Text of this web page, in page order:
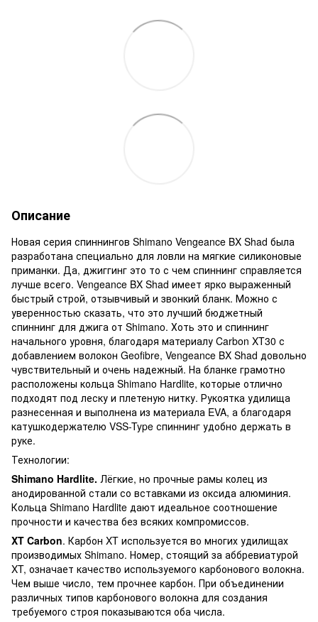
Описание
Новая серия спиннингов Shimano Vengeance BX Shad была
разработана специально для ловли на мягкие силиконовые
приманки. Да, джиггинг это то с чем спиннинг справляется
лучше всего. Vengeance BX Shad имеет ярко выраженный
быстрый строй, отзывчивый и звонкий бланк. Можно с
уверенностью сказать, что это лучший бюджетный
спиннинг для джига от Shimano. Хоть это и спиннинг
начального уровня, благодаря материалу Carbon XT30 с
добавлением волокон Geofibre, Vengeance BX Shad довольно
чувствительный и очень надежный. На бланке грамотно
расположены кольца Shimano Hardlite, которые отлично
подходят под леску и плетеную нитку. Рукоятка удилища
разнесенная и выполнена из материала EVA, а благодаря
катушкодержателю VSS-Type спиннинг удобно держать в
руке.
Технологии:
Shimano Hardlite. Лёгкие, но прочные рамы колец из
анодированной стали со вставками из оксида алюминия.
Кольца Shimano Hardlite дают идеальное соотношение
прочности и качества без всяких компромиссов.
XT Carbon. Карбон XT используется во многих удилищах
производимых Shimano. Номер, стоящий за аббревиатурой
XT, означает качество используемого карбонового волокна.
Чем выше число, тем прочнее карбон. При объединении
различных типов карбонового волокна для создания
требуемого строя показываются оба числа.